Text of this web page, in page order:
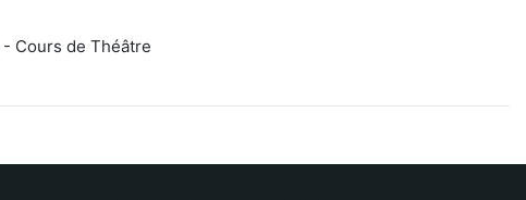
- Cours de Théâtre